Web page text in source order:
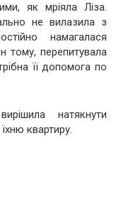
як мріяла Ліза.
не вилазила з
намагалася
тому, перепитувала
її допомога по
натякнути
квартиру.